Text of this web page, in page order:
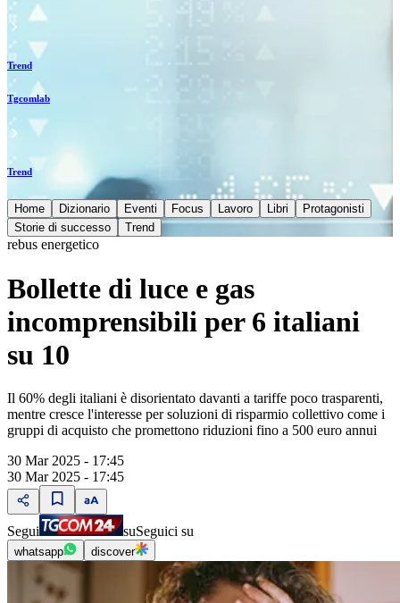
Trend
Tgcomlab
Trend
Home Dizionario Eventi Focus Lavoro Libri
Protagonisti
Storie di successo
Trend
rebus energetico
Bollette di luce e gas
incomprensibili per 6 italiani
su 10
Il 60% degli italiani è disorientato davanti a tariffe poco trasparenti,
mentre cresce l'interesse per soluzioni di risparmio collettivo come i
gruppi di acquisto che promettono riduzioni fino a 500 euro annui
30 Mar 2025 - 17:45
30 Mar 2025 - 17:45
Segui suSeguici su
whatsapp discover